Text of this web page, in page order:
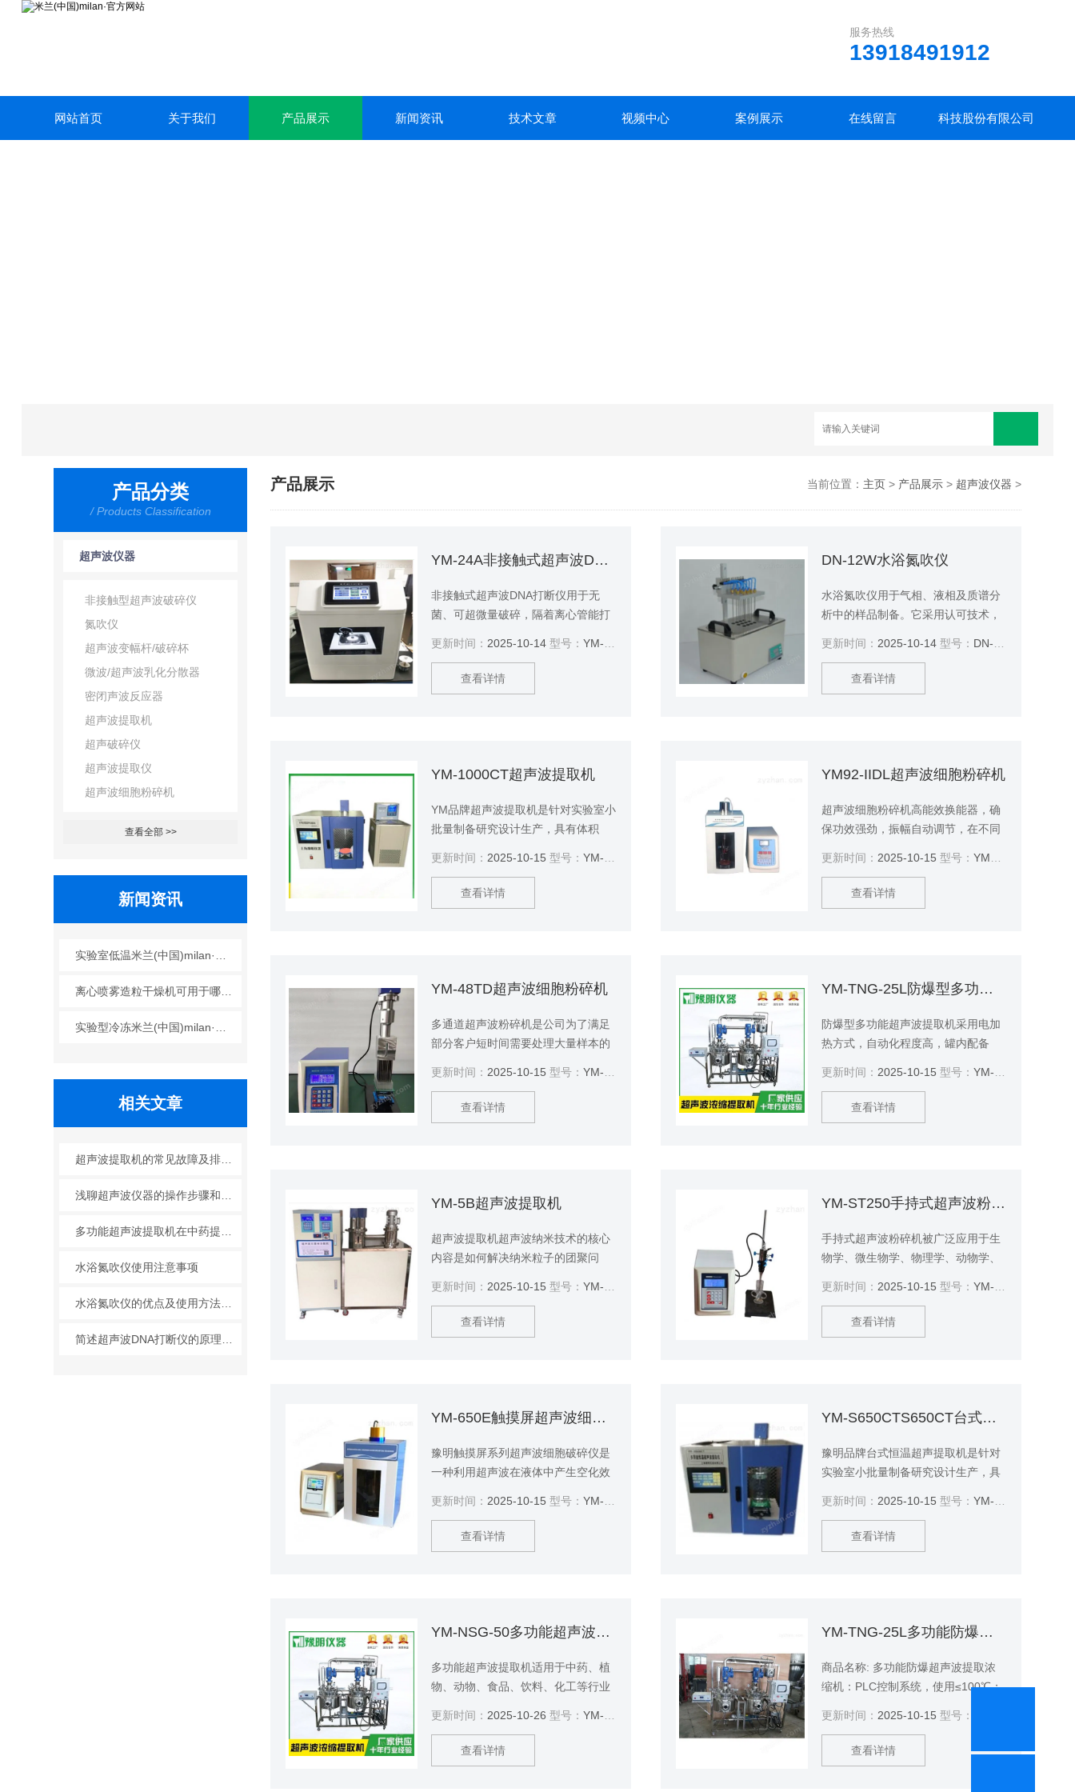
服务热线
13918491912
网站首页 关于我们 产品展示 新闻资讯 技术文章 视频中心 案例展示 在线留言 科技股份有限公司
产品分类
/ Products Classification
超声波仪器
非接触型超声波破碎仪
氮吹仪
超声波变幅杆/破碎杯
微波/超声波乳化分散器
密闭声波反应器
超声波提取机
超声破碎仪
超声波提取仪
超声波细胞粉碎机
查看全部 >>
新闻资讯
相关文章
水浴氮吹仪使用注意事项
产品展示 当前位置： 主页> 产品展示> 超声波仪器 >
YM-24A非接触式超声波DNA打断仪
非接触式超声波DNA打断仪用于无
菌、可超微量破碎，隔着离心管能打
与染色质免疫共沉淀实验样本前处理
量身订做，相比传统的探头接触式超
声波细胞粉碎机，非接触式样品可在
更新时间： 2025-10-14型号： YM-24A
查看详情
DN-12W水浴氮吹仪
水浴氮吹仪用于气相、液相及质谱分
析中的样品制备。它采用认可技术，
样品浓缩。
更新时间： 2025-10-14型号： DN-12W
查看详情
YM-1000CT超声波提取机
YM品牌超声波提取机是针对实验室小
批量制备研究设计生产，具有体积
便等优点。针对超声用于小批量提取
时存在的热效应影响过于明显，提取
温度升温过高现象，YM-1000CT多用
取物活性的破坏，保证了提取品质。
更新时间： 2025-10-15 型号： YM-1000CT
查看详情
YM92-IIDL超声波细胞粉碎机
超声波细胞粉碎机高能效换能器，确
保功效强劲，振幅自动调节，在不同
间：超声间歇均可设置。微机控制，
超声功率连续可调，集成温度控制防
止样品过热，隔音箱均采用特殊隔音
更新时间： 2025-10-15 型号： YM92-IIDL
查看详情
YM-48TD超声波细胞粉碎机
多通道超声波粉碎机是公司为了满足
部分客户短时间需要处理大量样本的
处理的样本量不同，可选择8通道的
型号，可同时直接对8个深孔内的样
品进行处理，很大地提高了效率。本
更新时间： 2025-10-15 型号： YM-48TD
查看详情
YM-TNG-25L防爆型多功能超声波提取机
防爆型多功能超声波提取机采用电加
热方式，自动化程度高，罐内配备
本设备主要适用于高校、研究所和企
事业单位实验室研发及中小试生产
线。
更新时间： 2025-10-15 型号： YM-TNG-25L
查看详情
YM-5B超声波提取机
超声波提取机超声波纳米技术的核心
内容是如何解决纳米粒子的团聚问
得到单个分散的纳米粒子非常困难，
如何使纳米粒子均匀地分散到基体中
去是纳米技术的关键技术。我公司系
中，用适当的超声振幅和作用时间加
更新时间： 2025-10-15 型号： YM-5B
查看详情
YM-ST250手持式超声波粉碎机
手持式超声波粉碎机被广泛应用于生
物学、微生物学、物理学、动物学、
材料等领域。
更新时间： 2025-10-15 型号： YM-ST250
查看详情
YM-650E触摸屏超声波细胞粉碎机
豫明触摸屏系列超声波细胞破碎仪是
一种利用超声波在液体中产生空化效
多种动植物、病毒、细胞、细菌及组
织的破碎，同时可用来乳化、分立、
匀化、提取、消泡、清晰、纳米材料
工、污水处理、纳米材料等领域。触
更新时间： 2025-10-15 型号： YM-650E
查看详情
YM-S650CTS650CT台式恒温超声波提取机
豫明品牌台式恒温超声提取机是针对
实验室小批量制备研究设计生产，具
使用方便等。针对超声用于小批量提
取时存在的热效应影响过于明显，提
取温度升温过高现象，YM系列恒温超
的破坏，保证了提取品质。$n本系列
发性或非挥发性提取介质，适用范围
广，使用安全方
更新时间： 2025-10-15 型号： YM-S650CT
查看详情
YM-NSG-50多功能超声波提取机 超声波萃取设备
多功能超声波提取机适用于中药、植
物、动物、食品、饮料、化工等行业
流、渗透、芳香油成分的提取及有机
溶剂的回收等多种工艺。
更新时间： 2025-10-26 型号： YM-NSG-50
查看详情
YM-TNG-25L多功能防爆超声波提取浓缩机 超声波萃取设备
商品名称: 多功能防爆超声波提取浓
缩机：PLC控制系统，使用≤100℃；
CIP清洗头，即可独立使用也可与浓
缩罐配合使用，出口有过滤网与过管
道式过滤滤器。
更新时间： 2025-10-15 型号：
查看详情